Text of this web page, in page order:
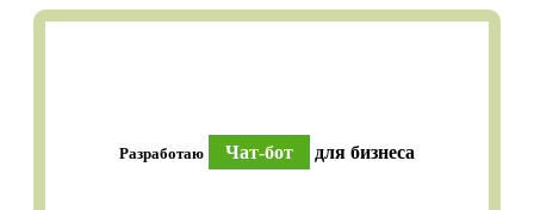
Разработаю Чат-бот для бизнеса